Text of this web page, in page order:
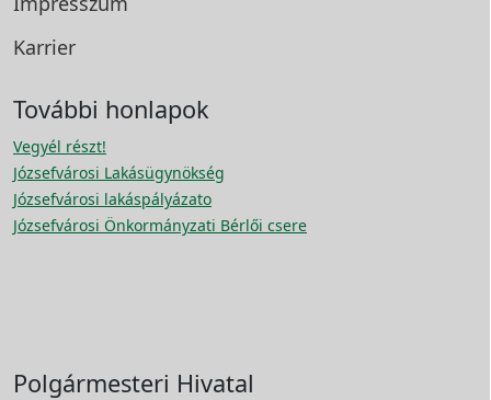
Karrier
További honlapok
Vegyél részt!
Józsefvárosi Lakásügynökség
Józsefvárosi lakáspályázato
Józsefvárosi Önkormányzati Bérlői csere
Polgármesteri Hivatal